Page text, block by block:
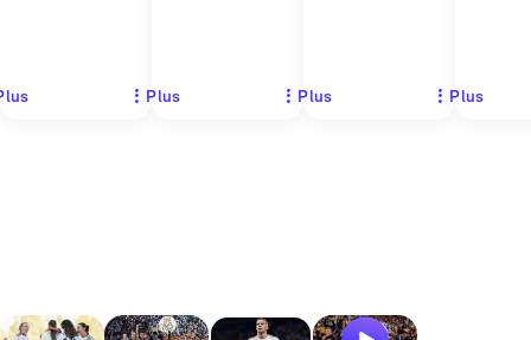
Plus Plus Plus